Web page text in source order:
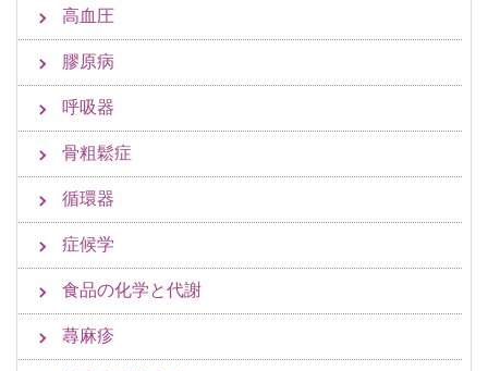
高血圧
膠原病
呼吸器
骨粗鬆症
循環器
症候学
食品の化学と代謝
蕁麻疹